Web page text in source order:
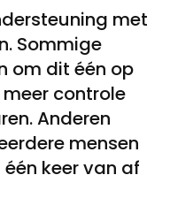
met
Sommige
om dit één op
controle
Anderen
mensen
keer van af